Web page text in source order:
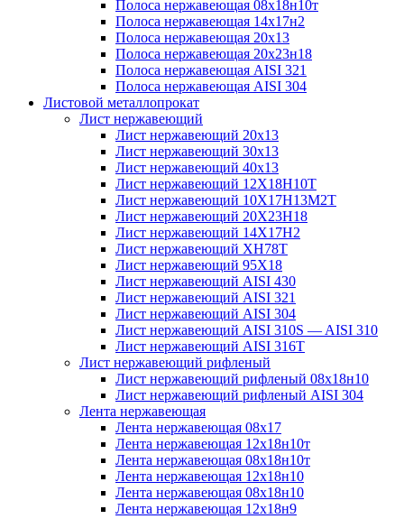
Полоса нержавеющая 08х18н10т
Полоса нержавеющая 14х17н2
Полоса нержавеющая 20х13
Полоса нержавеющая 20х23н18
Полоса нержавеющая AISI 321
Полоса нержавеющая AISI 304
Листовой металлопрокат
Лист нержавеющий
Лист нержавеющий 20х13
Лист нержавеющий 30х13
Лист нержавеющий 40х13
Лист нержавеющий 12Х18Н10Т
Лист нержавеющий 10Х17Н13М2T
Лист нержавеющий 20Х23Н18
Лист нержавеющий 14Х17Н2
Лист нержавеющий ХН78Т
Лист нержавеющий 95Х18
Лист нержавеющий AISI 430
Лист нержавеющий AISI 321
Лист нержавеющий AISI 304
Лист нержавеющий AISI 310S — AISI 310
Лист нержавеющий AISI 316T
Лист нержавеющий рифленый
Лист нержавеющий рифленый 08х18н10
Лист нержавеющий рифленый AISI 304
Лента нержавеющая
Лента нержавеющая 08х17
Лента нержавеющая 12х18н10т
Лента нержавеющая 08х18н10т
Лента нержавеющая 12х18н10
Лента нержавеющая 08х18н10
Лента нержавеющая 12х18н9